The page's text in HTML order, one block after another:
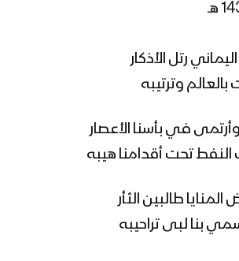
حي فزعات النشامى – عيسى الليث
رتل الأذكار
بالعالم وترتيبه
في بأسنا الأعصار
تحت أقدامنا هيبه
طالبين الثأر
بنا لبى تراحيبه